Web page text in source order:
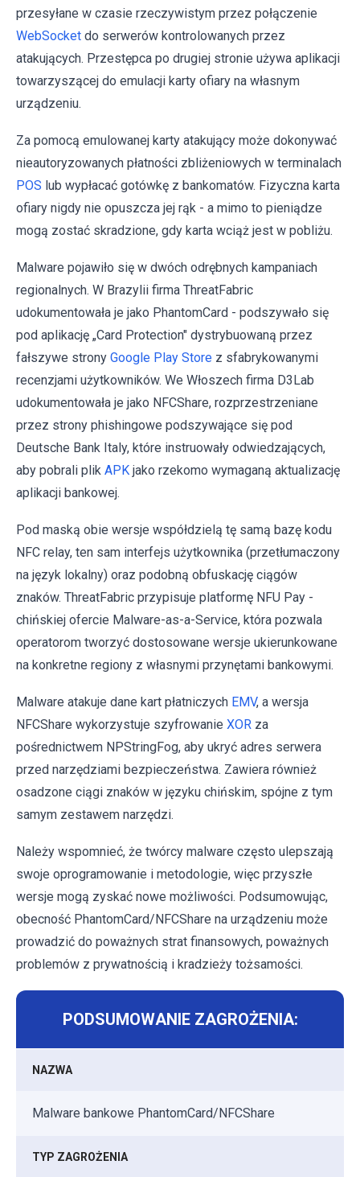
przesyłane w czasie rzeczywistym przez połączenie
WebSocket do serwerów kontrolowanych przez
atakujących. Przestępca po drugiej stronie używa aplikacji
towarzyszącej do emulacji karty ofiary na własnym
urządzeniu.
Za pomocą emulowanej karty atakujący może dokonywać
nieautoryzowanych płatności zbliżeniowych w terminalach
POS lub wypłacać gotówkę z bankomatów. Fizyczna karta
ofiary nigdy nie opuszcza jej rąk - a mimo to pieniądze
mogą zostać skradzione, gdy karta wciąż jest w pobliżu.
Malware pojawiło się w dwóch odrębnych kampaniach
regionalnych. W Brazylii firma ThreatFabric
udokumentowała je jako PhantomCard - podszywało się
pod aplikację „Card Protection" dystrybuowaną przez
fałszywe strony Google Play Store z sfabrykowanymi
recenzjami użytkowników. We Włoszech firma D3Lab
udokumentowała je jako NFCShare, rozprzestrzeniane
przez strony phishingowe podszywające się pod
Deutsche Bank Italy, które instruowały odwiedzających,
aby pobrali plik APK jako rzekomo wymaganą aktualizację
aplikacji bankowej.
Pod maską obie wersje współdzielą tę samą bazę kodu
NFC relay, ten sam interfejs użytkownika (przetłumaczony
na język lokalny) oraz podobną obfuskację ciągów
znaków. ThreatFabric przypisuje platformę NFU Pay -
chińskiej ofercie Malware-as-a-Service, która pozwala
operatorom tworzyć dostosowane wersje ukierunkowane
na konkretne regiony z własnymi przynętami bankowymi.
Malware atakuje dane kart płatniczych EMV, a wersja
NFCShare wykorzystuje szyfrowanie XOR za
pośrednictwem NPStringFog, aby ukryć adres serwera
przed narzędziami bezpieczeństwa. Zawiera również
osadzone ciągi znaków w języku chińskim, spójne z tym
samym zestawem narzędzi.
Należy wspomnieć, że twórcy malware często ulepszają
swoje oprogramowanie i metodologie, więc przyszłe
wersje mogą zyskać nowe możliwości. Podsumowując,
obecność PhantomCard/NFCShare na urządzeniu może
prowadzić do poważnych strat finansowych, poważnych
problemów z prywatnością i kradzieży tożsamości.
PODSUMOWANIE ZAGROŻENIA:
NAZWA
Malware bankowe PhantomCard/NFCShare
TYP ZAGROŻENIA